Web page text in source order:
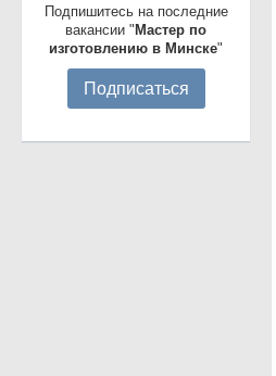
Подпишитесь на последние
вакансии " Мастер по
изготовлению в Минске"
Подписаться